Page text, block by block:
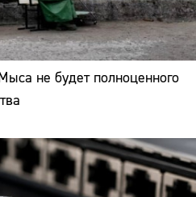
не будет полноценного